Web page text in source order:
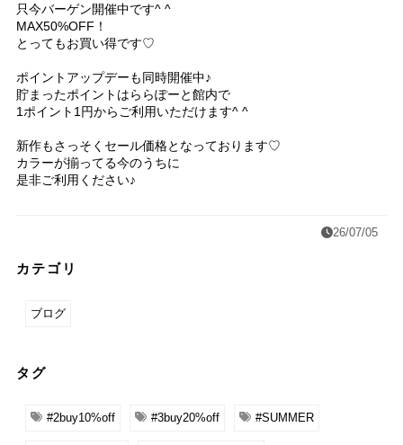
只今バーゲン開催中です^ ^
MAX50%OFF！
とってもお買い得です♡
ポイントアップデーも同時開催中♪
貯まったポイントはららぽーと館内で
1ポイント1円からご利用いただけます^ ^
新作もさっそくセール価格となっております♡
カラーが揃ってる今のうちに
是非ご利用ください♪
26/07/05
カテゴリ
ブログ
タグ
#2buy10%off #3buy20%off #SUMMER